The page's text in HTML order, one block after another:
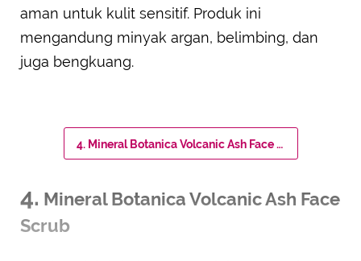
aman untuk kulit sensitif. Produk ini
mengandung minyak argan, belimbing, dan
juga bengkuang.
4. Mineral Botanica Volcanic Ash Face Scrub
4. Mineral Botanica Volcanic Ash Face
Scrub